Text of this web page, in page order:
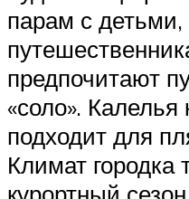
парам с
предпочитают
«соло».
подходит для
Климат городка